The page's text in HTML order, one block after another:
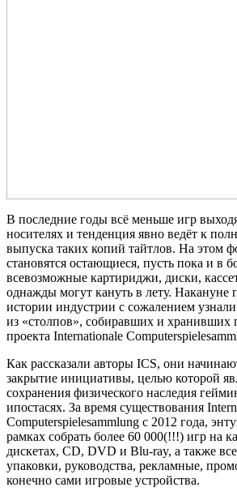
В последние годы всё меньше игр
носителях и тенденция явно ведёт к
выпуска таких копий тайтлов. На этом
становятся остающиеся, пусть пока и в
всевозможные картириджи, диски,
однажды могут кануть в лету. Накануне
истории индустрии с сожалением
из «столпов», собиравших и
проекта Internationale
Как рассказали авторы ICS, они
закрытие инициативы, целью которой
сохранения физического наследия
ипостасях. За время существования
Computerspielesammlung с 2012 года,
рамках собрать более 60 000(!!!) игр на
дискетах, CD, DVD и Blu-ray, а также
упаковки, руководства, рекламные,
конечно сами игровые устройства.